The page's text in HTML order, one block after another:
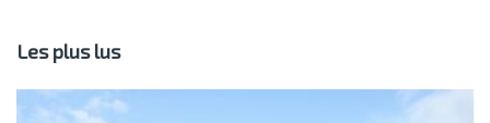
Les plus lus